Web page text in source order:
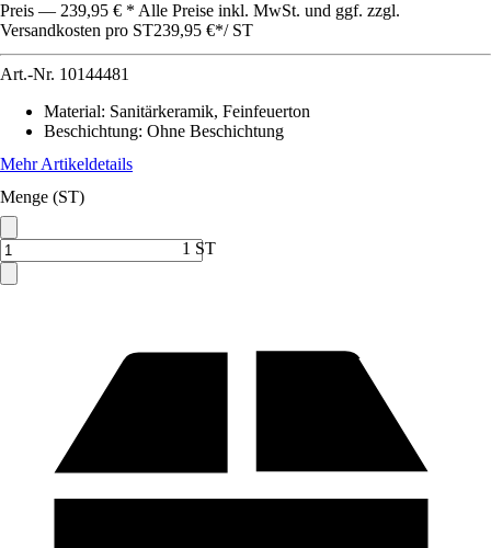
Preis — 239,95 € * Alle Preise inkl. MwSt. und ggf. zzgl.
Versandkosten pro ST239,95 €*/ ST
Art.-Nr. 10144481
Material: Sanitärkeramik, Feinfeuerton
Beschichtung: Ohne Beschichtung
Mehr Artikeldetails
Menge (ST)
1 ST